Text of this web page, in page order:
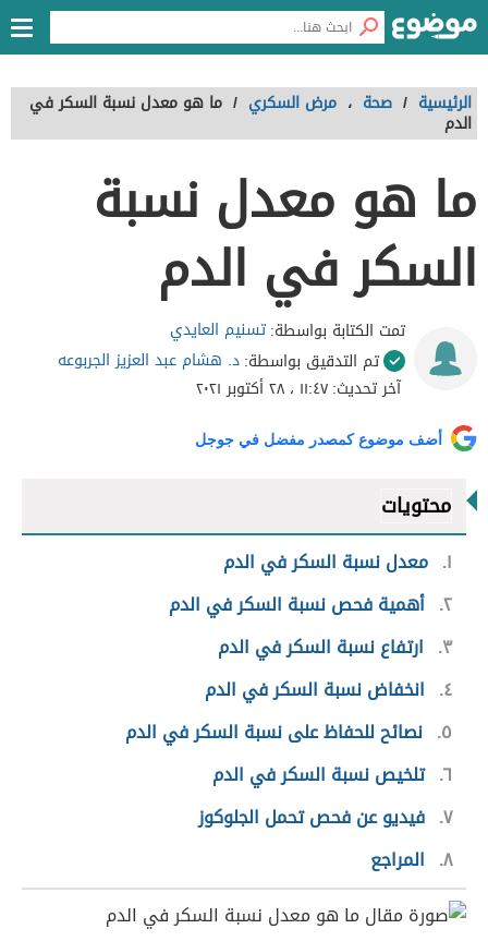
الرئيسية / صحة ، مرض السكري / ما هو معدل نسبة السكر في
الدم
ما هو معدل نسبة
السكر في الدم
تمت الكتابة بواسطة:تسنيم العايدي
تم التدقيق بواسطة:د. هشام عبد العزيز الجربوعه
آخر تحديث:١١:٤٧ ، ٢٨ أكتوبر ٢٠٢١
أضف موضوع كمصدر مفضل في جوجل
محتويات
١ معدل نسبة السكر في الدم
٢ أهمية فحص نسبة السكر في الدم
٣
ارتفاع نسبة السكر في الدم
٤
انخفاض نسبة السكر في الدم
٥ نصائح للحفاظ على نسبة السكر في الدم
٦ تلخيص نسبة السكر في الدم
٧ فيديو عن فحص تحمل الجلوكوز
٨ المراجع